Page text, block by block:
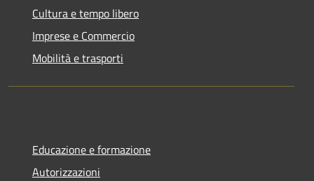
Cultura e tempo libero
Imprese e Commercio
Mobilità e trasporti
Educazione e formazione
Autorizzazioni